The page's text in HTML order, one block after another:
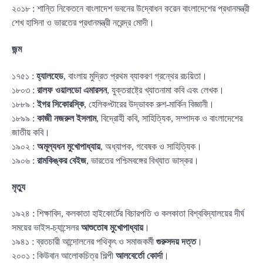
২০১৮ : শান্তি নিকেতনে বাংলাদেশ ভবনের উদ্বোধন করেন বাংলাদেশের প্রধানমন্ত্রী
শেখ হাসিনা ও ভারতের প্রধানমন্ত্রী নরেন্দ্র মোদী।
জন্ম
১৭৫১ :হ্যালহেড, বাংলায় মুদ্রিত প্রথম ব্যাকরণ গ্রন্থের রচয়িতা।
১৮০৩ : রালফ ওয়ালডো এমারসন, যুক্তরাষ্ট্রে খ্যাতনামা কবি এবং লেখক।
১৮৮৯ : ইগর সিকোরস্কি, হেলিকপ্টারের উদ্ভাবক রুশ-মার্কিন বিজ্ঞানী।
১৮৯৯ : কাজী নজরুল ইসলাম, বিদ্রোহী কবি, সাহিত্যিক, সম্পাদক ও বাংলাদেশের
জাতীয় কবি।
১৯০২ : অমূল্যধন মুখোপাধ্যায়, অধ্যাপক, গবেষক ও সাহিত্যিক।
১৯০৬ : রামকিঙ্কর বেইজ, ভারতের পশ্চিমবঙ্গের বিখ্যাত ভাস্কর।
মৃত্যু
১৯২৪ : শিক্ষাবিদ, কলকাতা হাইকোর্টের বিচারপতি ও কলকাতা বিশ্ববিদ্যালয়ের দীর্ঘ
সময়ের ভাইস-চ্যান্সেলরআশুতোষ মুখোপাধ্যায়।
১৯৪১ : ব্রতচারী আন্দোলনের পথিকৃৎ ও সমাজকর্মী গুরুসদয় দত্ত।
২০০১ : কিউবান আলোকচিত্র শিল্পী আলবের্তো কোর্দা।